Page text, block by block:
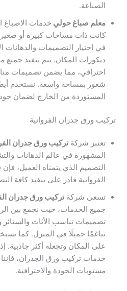
الصباغة.
معلم صباغ حولي خدمات الاصباغ
كانت ذات مساحات كبيرة أو
في اختيار التصميمات والدهانات
ديكورات المكان. يتم تنفيذ جميع
احترافي، مما يضمن تصميمات
شعور بمساحة واسعة. نستخدم
المستوردة من الخارج لضمان
تركيب ورق جدران الفروانية
تعتبر شركةتركيب ورق جدران
المشهورة في عالم الدهانات
التصميم الذي يتمناه العميل،
الفروانية قادر على تنفيذ كافة
تسعى شركةتركيب ورق جدران
جميع الخدمات، حيث نجمع بين
تصميمات تناسب الأثاث
تناغمًا جميلًا في المنزل. كما
على المكان وتجعله أكثر
خدمات تركيب ورق الجدران، فإننا
مستويات الجودة والاحترافية.